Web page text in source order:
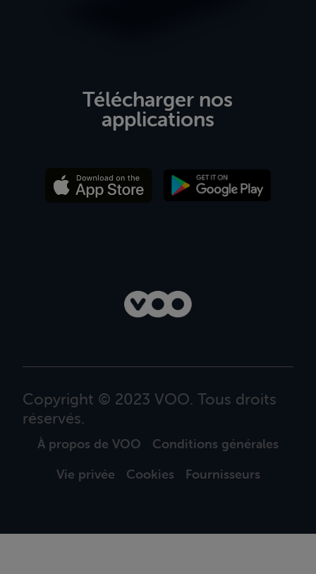
Télécharger nos
applications
Copyright © 2023 VOO. Tous droits
réservés.
À propos de VOO
Conditions générales
Vie privée
Cookies Fournisseurs